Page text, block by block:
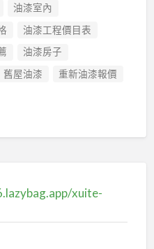
油漆室內
油漆工程價目表
油漆房子
舊屋油漆
重新油漆報價
xuite-